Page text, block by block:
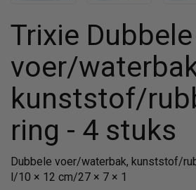
Trixie Dubbele
voer/
kunststof/
ring - 4 stuks
Dubbele voer/waterbak, kunststof/
l/10 × 12 cm/27 × 7 × 1